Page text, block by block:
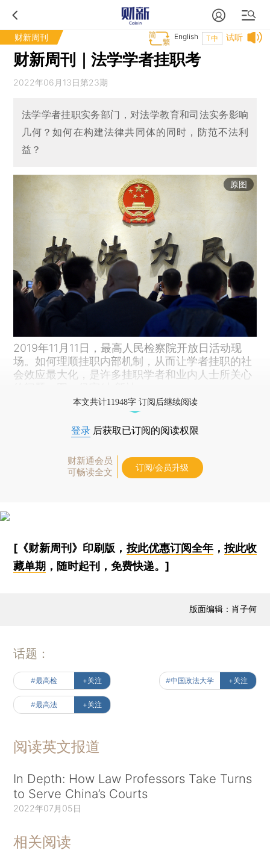
财新周刊 试听
T中
English
财新周刊｜法学学者挂职考
2022年06月13日第23期
法学学者挂职实务部门，对法学教育和司法实务影响
几何？如何在构建法律共同体的同时，防范不法利
益？
原图
2019年11月11日，最高人民检察院开放日活动现
场。如何理顺挂职内部机制，从而让学者挂职的社
会效应最大化，是许多挂职学者和业内人士所关心
本文共计11948字 订阅后继续阅读
登录 后获取已订阅的阅读权限
财新通会员
可畅读全文
订阅/会员升级
[《财新周刊》印刷版， 按此优惠订阅全年， 按此收
藏单期 ，随时起刊，免费快递。]
版面编辑：肖子何
话题：
#最高检 +关注 #中国政法大学 +关注
#最高法 +关注
阅读英文报道
In Depth: How Law Professors Take Turns
to Serve China’s Courts
2022年07月05日
相关阅读